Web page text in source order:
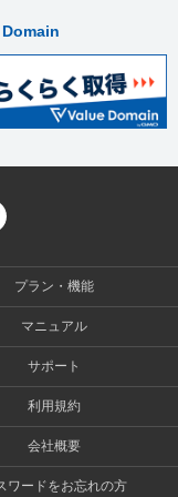
Domain
プラン・機能
マニュアル
サポート
利用規約
会社概要
ワードをお忘れの方